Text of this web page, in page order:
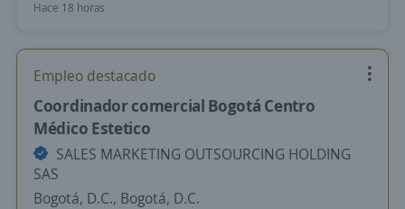
Hace 18 horas
Empleo destacado
Coordinador comercial Bogotá Centro
Médico Estetico
SALES MARKETING OUTSOURCING HOLDING
SAS
Bogotá, D.C., Bogotá, D.C.